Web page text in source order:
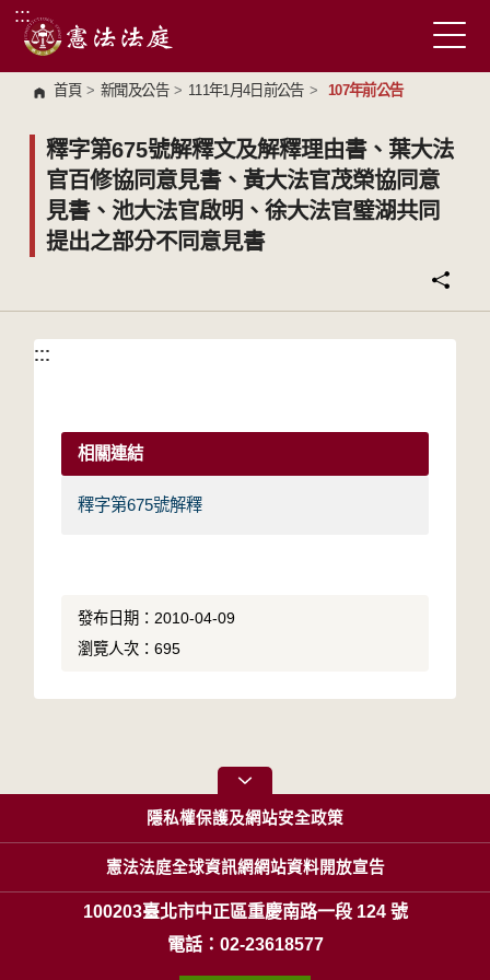
跳到主要內容區塊
:::
首頁 > 新聞及公告 > 111年1月4日前公告 > 107年前公告
釋字第675號解釋文及解釋理由書、葉大法
官百修協同意見書、黃大法官茂榮協同意
見書、池大法官啟明、徐大法官璧湖共同
提出之部分不同意見書
:::
:::
相關連結
釋字第675號解釋
發布日期：2010-04-09
瀏覽人次：695
隱私權保護及網站安全政策
憲法法庭全球資訊網網站資料開放宣告
100203臺北市中正區重慶南路一段 124 號
電話：02-23618577